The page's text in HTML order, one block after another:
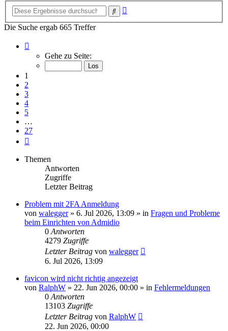
Suche
Die Suche ergab 665 Treffer
von
Gehe zu Seite:
1
2
3
4
5
…
27
Themen
Antworten
Zugriffe
Letzter Beitrag
Problem mit 2FA Anmeldung
von walegger» 6. Jul 2026, 13:09 » in Fragen und Probleme
beim Einrichten von Admidio
0 Antworten
4279 Zugriffe
Letzter Beitrag von walegger
6. Jul 2026, 13:09
favicon wird nicht richtig angezeigt
von RalphW » 22. Jun 2026, 00:00 » in Fehlermeldungen
0 Antworten
13103 Zugriffe
Letzter Beitrag von RalphW
22. Jun 2026, 00:00